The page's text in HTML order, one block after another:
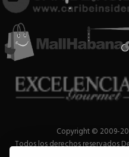
Copyright © 2009-
Todos los derechos reservados